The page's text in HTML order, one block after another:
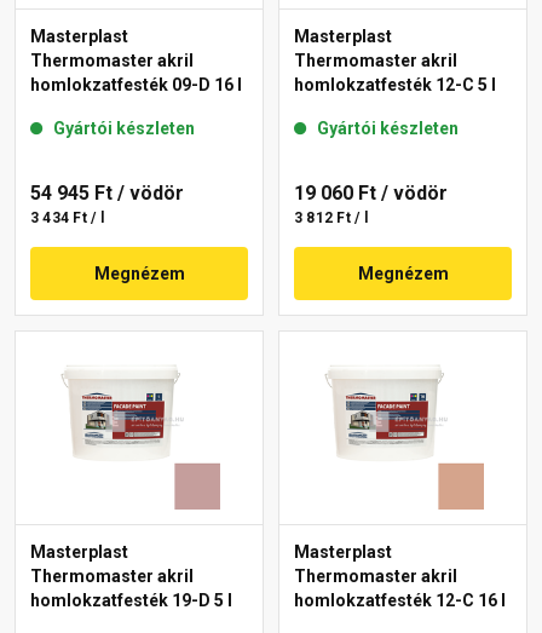
Masterplast
Thermomaster akril
homlokzatfesték 09-D 16 l
Gyártói készleten
54 945 Ft / vödör
3 434 Ft / l
Megnézem
Masterplast
Thermomaster akril
homlokzatfesték 12-C 5 l
Gyártói készleten
19 060 Ft / vödör
3 812 Ft / l
Megnézem
Masterplast
Thermomaster akril
homlokzatfesték 19-D 5 l
Masterplast
Thermomaster akril
homlokzatfesték 12-C 16 l